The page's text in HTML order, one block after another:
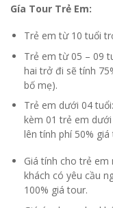
Gía Tour Trẻ Em:
Trẻ em từ 10 tuổi
Trẻ em từ 05 – 09
hai trở đi sẽ tính
bố mẹ).
Trẻ em dưới 04
kèm 01 trẻ em
lên tính phí 50%
Giá tính cho trẻ
khách có yêu cầu
100% giá tour.